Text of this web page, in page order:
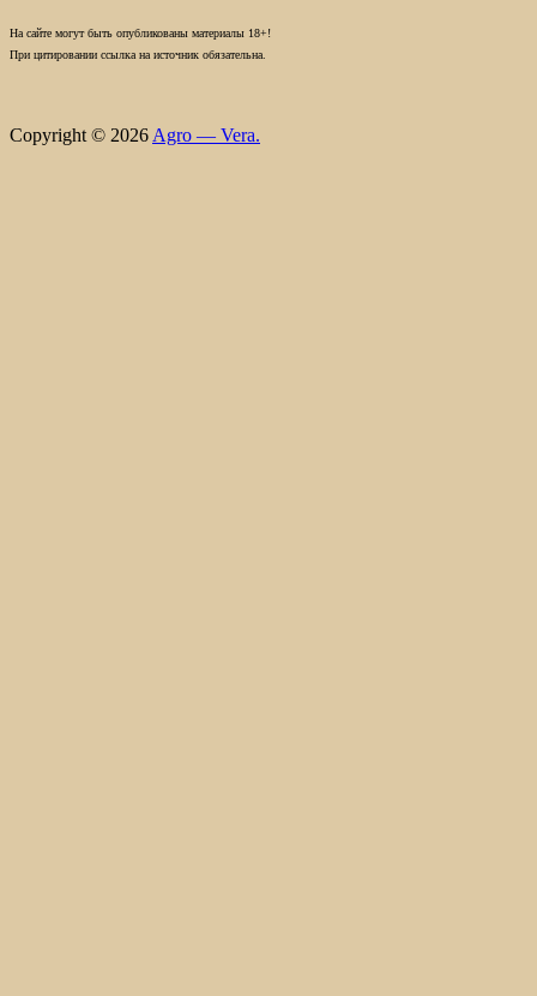
На сайте могут быть опубликованы материалы 18+!
При цитировании ссылка на источник обязательна.
Copyright © 2026 Agro — Vera.